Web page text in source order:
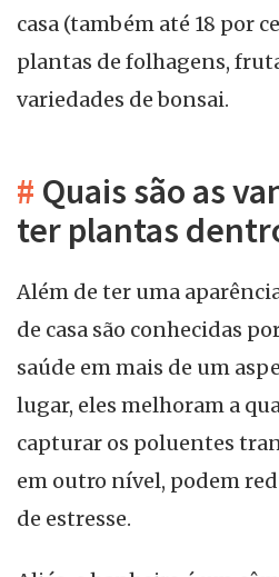
casa (também até 18 por
plantas de folhagens,
variedades de bonsai.
# Quais são as
ter plantas
Além de ter uma
de casa são conhecidas
saúde em mais de um
lugar, eles melhoram a
capturar os poluentes
em outro nível, podem
de estresse.